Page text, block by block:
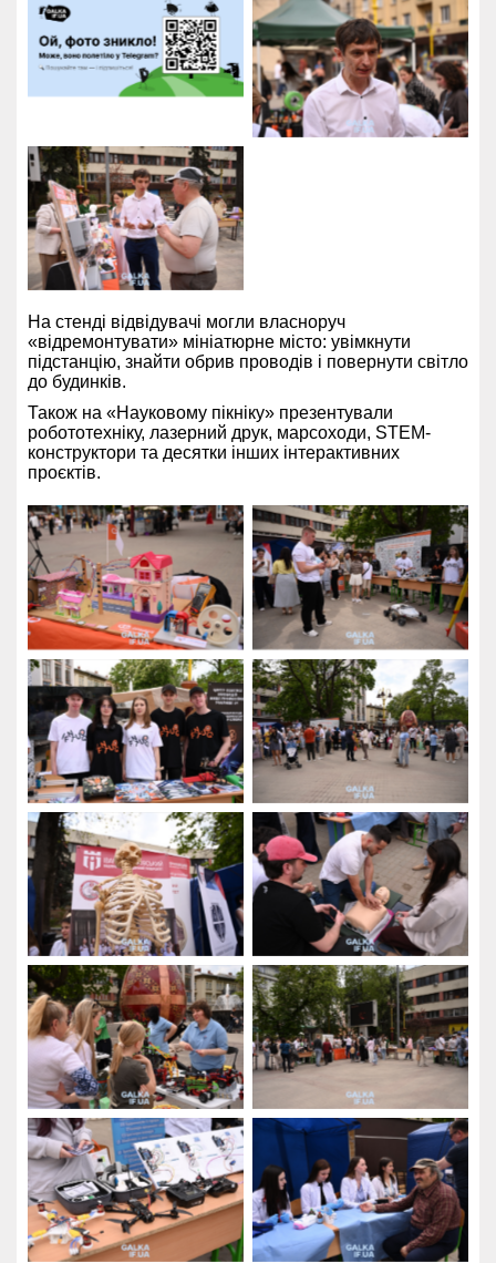
На стенді відвідувачі могли власноруч
«відремонтувати» мініатюрне місто: увімкнути
підстанцію, знайти обрив проводів і повернути світло
до будинків.
Також на «Науковому пікніку» презентували
робототехніку, лазерний друк, марсоходи, STEM-
конструктори та десятки інших інтерактивних
проєктів.